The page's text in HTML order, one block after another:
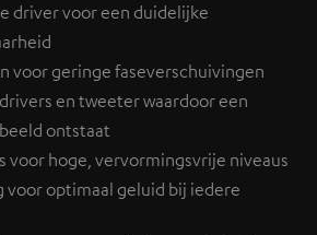
driver voor een duidelijke
voor geringe faseverschuivingen
en tweeter waardoor een
ontstaat
voor hoge, vervormingsvrije niveaus
voor optimaal geluid bij iedere